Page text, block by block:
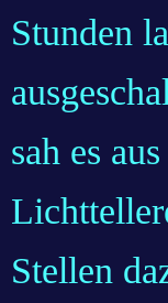
Stunden
sah es
Stellen